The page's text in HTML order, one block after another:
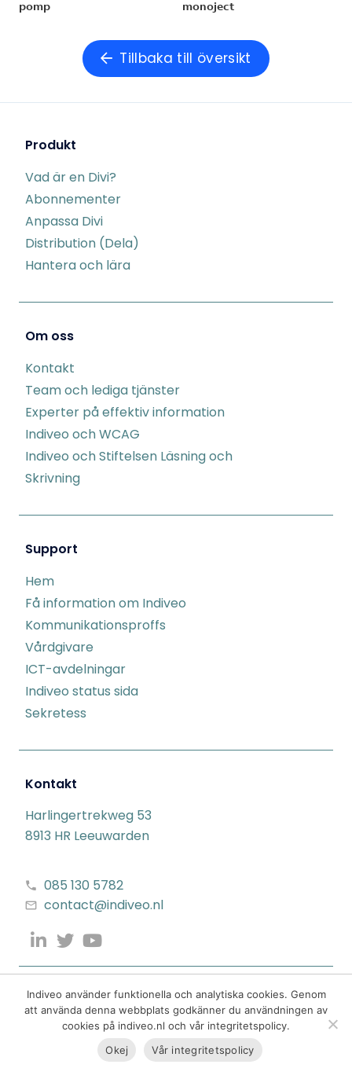
pomp
monoject
Tillbaka till översikt
Produkt
Vad är en Divi?
Abonnementer
Anpassa Divi
Distribution (Dela)
Hantera och lära
Om oss
Kontakt
Team och lediga tjänster
Experter på effektiv information
Indiveo och WCAG
Indiveo och Stiftelsen Läsning och
Skrivning
Support
Hem
Få information om Indiveo
Kommunikationsproffs
Vårdgivare
ICT-avdelningar
Indiveo status sida
Sekretess
Kontakt
Harlingertrekweg 53
8913 HR Leeuwarden
085 130 5782
contact@indiveo.nl
Indiveo använder funktionella och analytiska cookies. Genom
att använda denna webbplats godkänner du användningen av
cookies på indiveo.nl och vår integritetspolicy.
Okej
Vår integritetspolicy